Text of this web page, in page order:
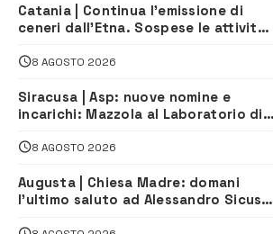
Catania | Continua l’emissione di
ceneri dall’Etna. Sospese le attività
8 AGOSTO 2026
Siracusa | Asp: nuove nomine e
incarichi: Mazzola al Laboratorio di
Servizio Legale
8 AGOSTO 2026
Augusta | Chiesa Madre: domani
l’ultimo saluto ad Alessandro Sicuso,